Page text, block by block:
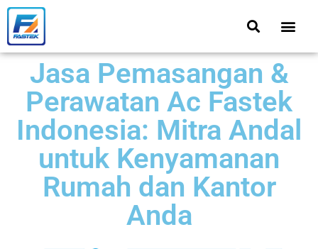
Jasa Pemasangan &
Perawatan Ac Fastek
Indonesia: Mitra Andal
untuk Kenyamanan
Rumah dan Kantor
Anda